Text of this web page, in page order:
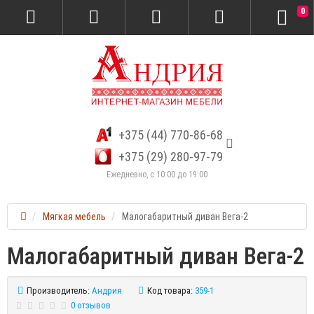
+375 (44) 770-86-68
+375 (29) 280-97-79
Ежедневно, с 10:00 до 19:00
0
Мягкая мебель Малогабаритный диван Вега-2
Малогабаритный диван Вега-2
Производитель: Андрия Код товара: 359-1
0 отзывов